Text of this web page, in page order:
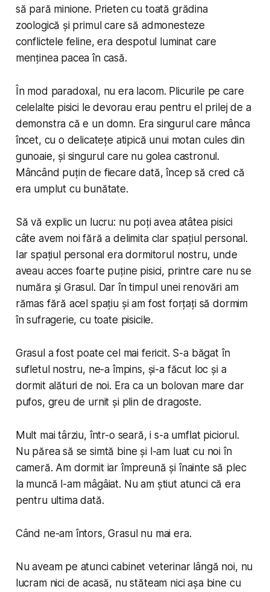
să pară minione. Prieten cu toată grădina
zoologică și primul care să admonesteze
conflictele feline, era despotul luminat care
menținea pacea în casă.
În mod paradoxal, nu era lacom. Plicurile pe care
celelalte pisici le devorau erau pentru el prilej de a
demonstra că e un domn. Era singurul care mânca
încet, cu o delicatețe atipică unui motan cules din
gunoaie, și singurul care nu golea castronul.
Mâncând puțin de fiecare dată, încep să cred că
era umplut cu bunătate.
Să vă explic un lucru: nu poți avea atâtea pisici
câte avem noi fără a delimita clar spațiul personal.
Iar spațiul personal era dormitorul nostru, unde
aveau acces foarte puține pisici, printre care nu se
număra și Grasul. Dar în timpul unei renovări am
rămas fără acel spațiu și am fost forțați să dormim
în sufragerie, cu toate pisicile.
Grasul a fost poate cel mai fericit. S-a băgat în
sufletul nostru, ne-a împins, și-a făcut loc și a
dormit alături de noi. Era ca un bolovan mare dar
pufos, greu de urnit și plin de dragoste.
Mult mai târziu, într-o seară, i s-a umflat piciorul.
Nu părea să se simtă bine și l-am luat cu noi în
cameră. Am dormit iar împreună și înainte să plec
la muncă l-am mâgâiat. Nu am știut atunci că era
pentru ultima dată.
Când ne-am întors, Grasul nu mai era.
Nu aveam pe atunci cabinet veterinar lângă noi, nu
lucram nici de acasă, nu stăteam nici așa bine cu